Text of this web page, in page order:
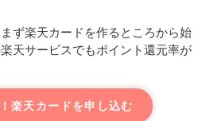
ず楽天カードを作るところから始
天サービスでもポイント還元率が
楽天カードを申し込む